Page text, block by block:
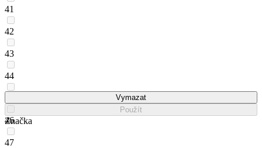
41
42
43
44
46
47
Vymazat
Použít
Značka